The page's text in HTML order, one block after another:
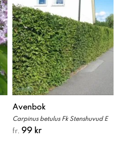
Avenbok
Carpinus betulus Fk Stenshuvud E
fr. 99 kr